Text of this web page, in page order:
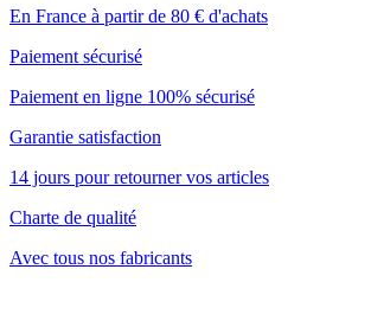
En France à partir de 80 € d'achats
Paiement sécurisé
Paiement en ligne 100% sécurisé
Garantie satisfaction
14 jours pour retourner vos articles
Charte de qualité
Avec tous nos fabricants